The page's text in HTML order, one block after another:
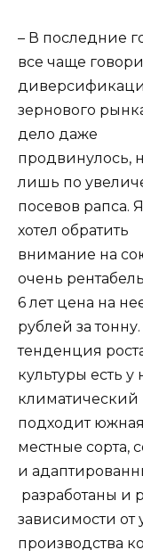
– В последние
все чаще
зернового
дело даже
продвинулось,
лишь по
посевов рапса.
хотел обратить
внимание на
очень
6 лет цена на
рублей за
тенденция
культуры есть
климатический
подходит
местные
и
разработаны и
зависимости от
производства